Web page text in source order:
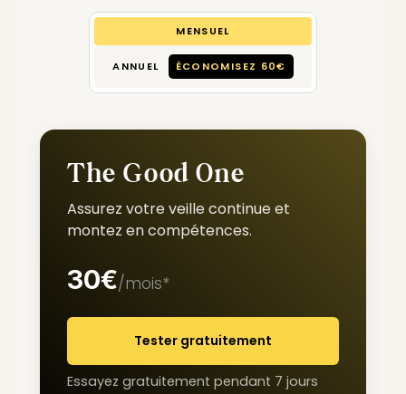
MENSUEL
ANNUEL ÉCONOMISEZ 60€
The Good One
Assurez votre veille continue et
montez en compétences.
30€/mois*
Tester gratuitement
Essayez gratuitement pendant 7 jours